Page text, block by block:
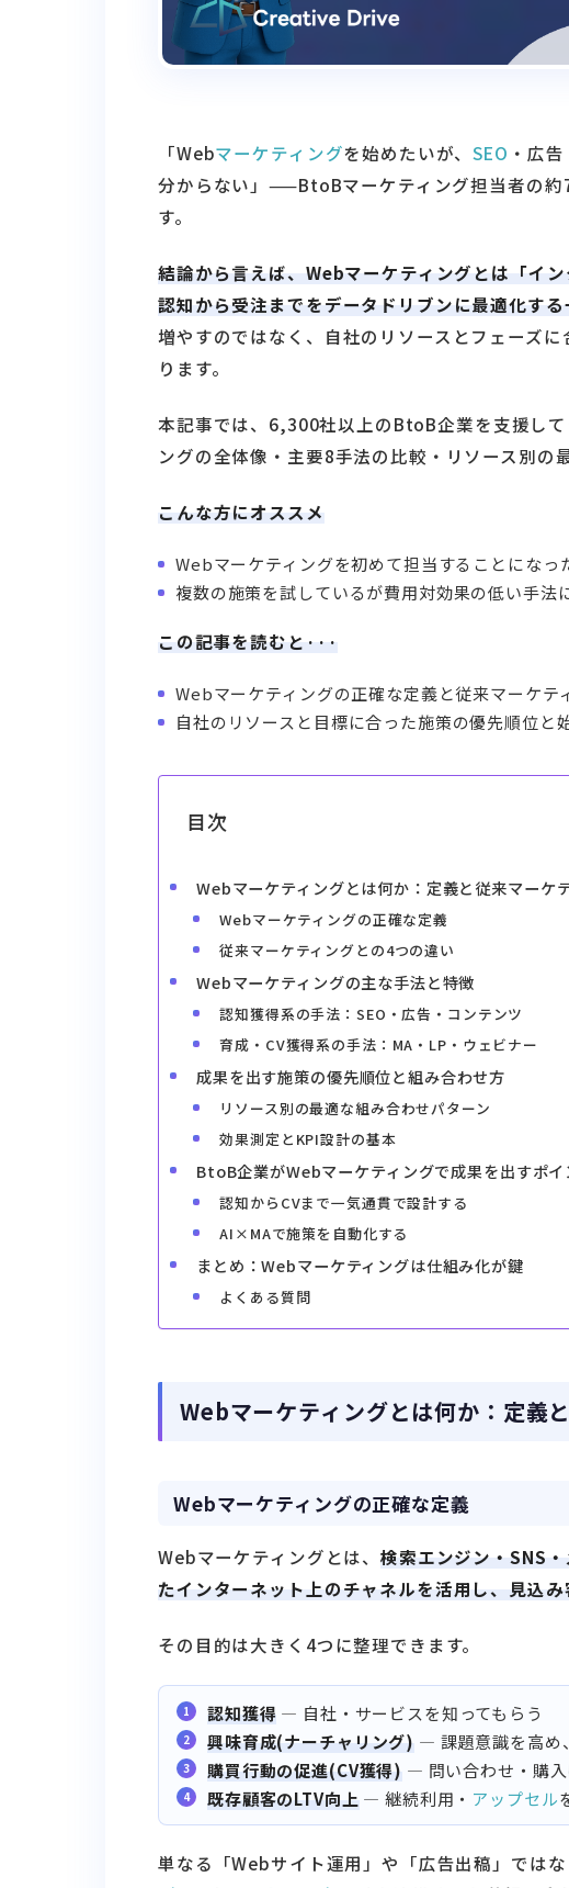
「Webマーケティングを始めたいが、SEO ・広告
分からない」——BtoBマーケティング担当者の約
す。
結論から言えば、Webマーケティングとは「イ
認知から受注までをデータドリブンに最適化する
増やすのではなく、自社のリソースとフェーズ
ります。
本記事では、6,300社以上のBtoB企業を支援し
ングの全体像・主要8手法の比較・リソース別の
こんな方にオススメ
Webマーケティングを初めて担当することになっ
複数の施策を試しているが費用対効果の低い手法
この記事を読むと···
Webマーケティングの正確な定義と従来マーケテ
自社のリソースと目標に合った施策の優先順位と
目次
Webマーケティングとは何か：定義と従来マーケ
Webマーケティングの正確な定義
従来マーケティングとの4つの違い
Webマーケティングの主な手法と特徴
認知獲得系の手法：SEO・広告・コンテンツ
育成・CV獲得系の手法：MA・LP・ウェビナー
成果を出す施策の優先順位と組み合わせ方
リソース別の最適な組み合わせパターン
効果測定とKPI設計の基本
BtoB企業がWebマーケティングで成果を出すポイ
認知からCVまで一気通貫で設計する
AI×MAで施策を自動化する
まとめ：Webマーケティングは仕組み化が鍵
よくある質問
Webマーケティングとは何か：定義
Webマーケティングの正確な定義
Webマーケティングとは、検索エンジン・SNS
たインターネット上のチャネルを活用し、見込
その目的は大きく4つに整理できます。
認知獲得 — 自社・サービスを知ってもらう
興味育成(ナーチャリング) — 課題意識を高め
購買行動の促進(CV獲得) — 問い合わせ・購入
既存顧客のLTV向上 — 継続利用・ アップセル
単なる「Webサイト運用」や「広告出稿」では